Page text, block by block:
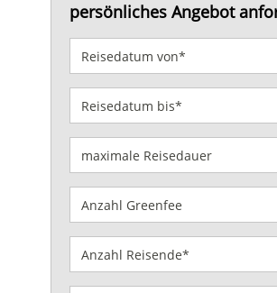
persönliches Angebot